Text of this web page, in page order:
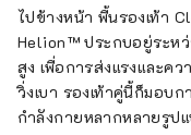
ไปข้างหน้า พื้นรองเท้า
Helion™ ประกบอยู่ระห
สูง เพื่อการส่งแรงและคว
วิ่งเบา รองเท้าคู่นี้ก็มอบ
กำลังกายหลากหลายรูป